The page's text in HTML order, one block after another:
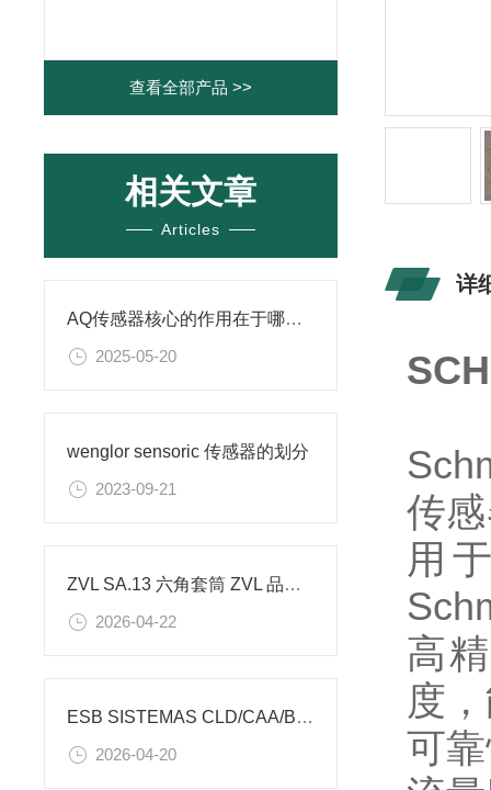
查看全部产品 >>
相关文章
Articles
AQ传感器核心的作用在于哪里？
2025-05-20
wenglor sensoric 传感器的划分
2023-09-21
ZVL SA.13 六角套筒 ZVL 品牌全套型号参数 工业级高精度六角套筒原厂进口
2026-04-22
ESB SISTEMAS CLD/CAA/BUI 系列工业自动化产品 原装正品参数详解与选型指南
2026-04-20
详
传
用
高
度
可